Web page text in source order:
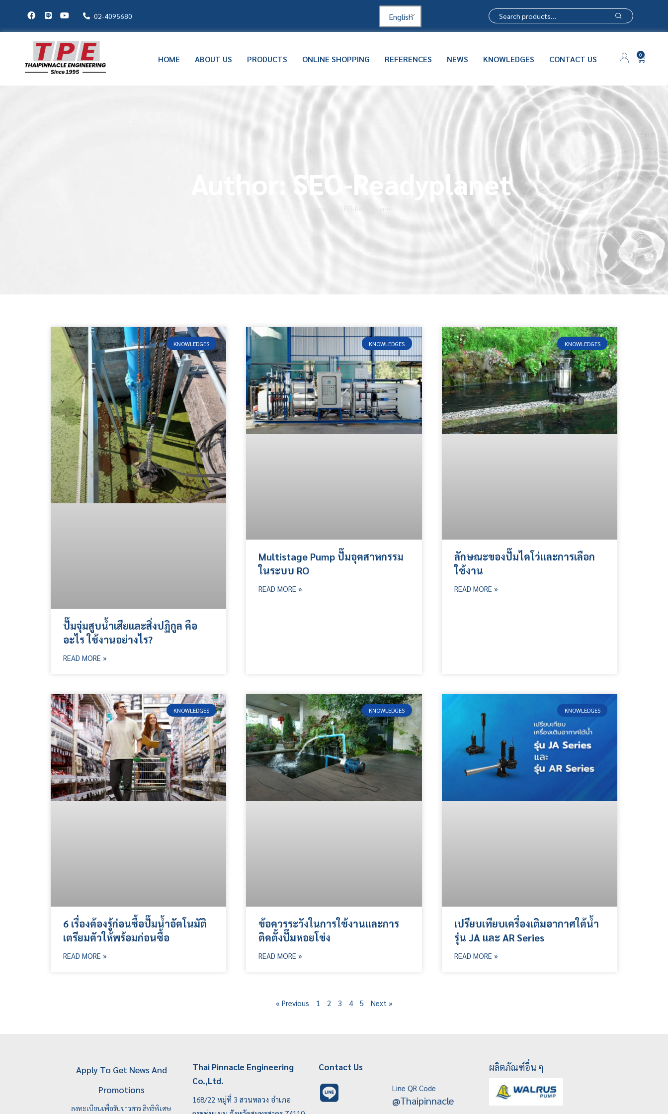
02-4095680 English
0
HOME ABOUT US PRODUCTS ONLINE SHOPPING REFERENCES NEWS KNOWLEDGES CONTACT US
Author:SEO-Readyplanet
Home SEO-Readyplanet
KNOWLEDGES
ปั๊มจุ่มสูบน้ำเสียและสิ่งปฏิกูล คือ
อะไร ใช้งานอย่างไร?
READ MORE »
KNOWLEDGES
Multistage Pump ปั๊มอุตสาหกรรม
ในระบบ RO
READ MORE »
KNOWLEDGES
ลักษณะของปั๊มไดโว่และการเลือก
ใช้งาน
READ MORE »
KNOWLEDGES
6 เรื่องต้องรู้ก่อนซื้อปั๊มน้ำอัตโนมัติ
เตรียมตัวให้พร้อมก่อนซื้อ
READ MORE »
KNOWLEDGES
ข้อควรระวังในการใช้งานและการ
ติดตั้งปั๊มหอยโข่ง
READ MORE »
KNOWLEDGES
เปรียบเทียบเครื่องเติมอากาศใต้น้ำ
รุ่น JA และ AR Series
READ MORE »
« Previous 1 2 3 4 5 Next »
Apply To Get News And
Promotions
ลงทะเบียนเพื่อรับข่าวสาร สิทธิพิเศษ
Thai Pinnacle Engineering
Co.,Ltd.
168/22 หมู่ที่ 3 สวนหลวง อำเภอ
Contact Us
Line QR Code
@thaipinnacle
ผลิตภัณฑ์อื่น ๆ